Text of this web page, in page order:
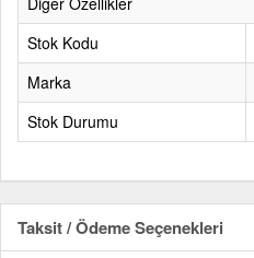
Stok Kodu
Marka
Stok Durumu
Taksit / Ödeme Seçenekleri